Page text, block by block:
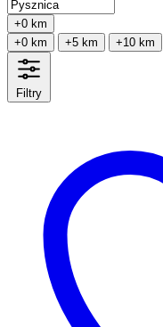
+0 km
+0 km
+5 km +10 km
Filtry